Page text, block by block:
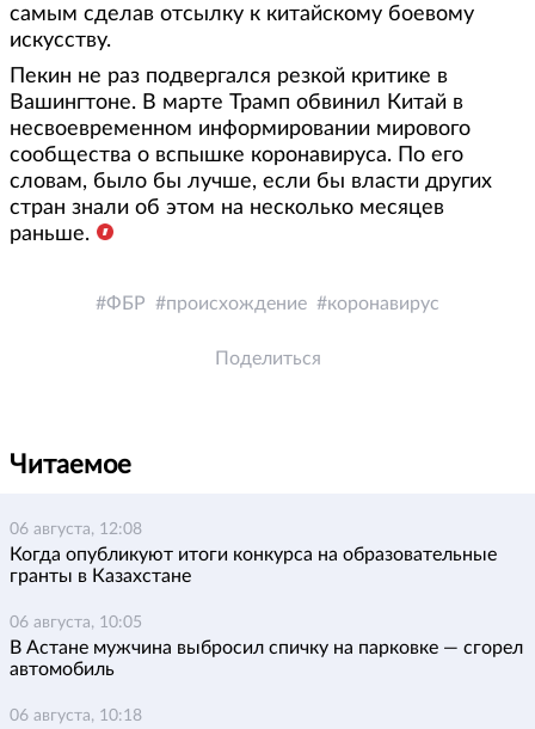
самым сделав отсылку к китайскому боевому
искусству.
Пекин не раз подвергался резкой критике в
Вашингтоне. В марте Трамп обвинил Китай в
несвоевременном информировании мирового
сообщества о вспышке коронавируса. По его
словам, было бы лучше, если бы власти других
стран знали об этом на несколько месяцев
раньше.
ФБР происхождение коронавирус
Поделиться
Читаемое
06 августа, 12:08
Когда опубликуют итоги конкурса на образовательные
гранты в Казахстане
06 августа, 10:05
В Астане мужчина выбросил спичку на парковке — сгорел
автомобиль
06 августа, 10:18